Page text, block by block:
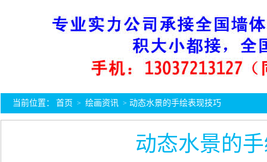
当前位置： 首页 > 绘画资讯 > 动态水景的手绘表现技巧
动态水景的